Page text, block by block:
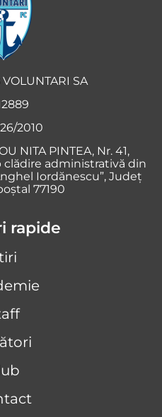
SA
2010
NITA PINTEA, Nr. 41,
clădire administrativă din
Iordănescu”, Județ
77190
rapide